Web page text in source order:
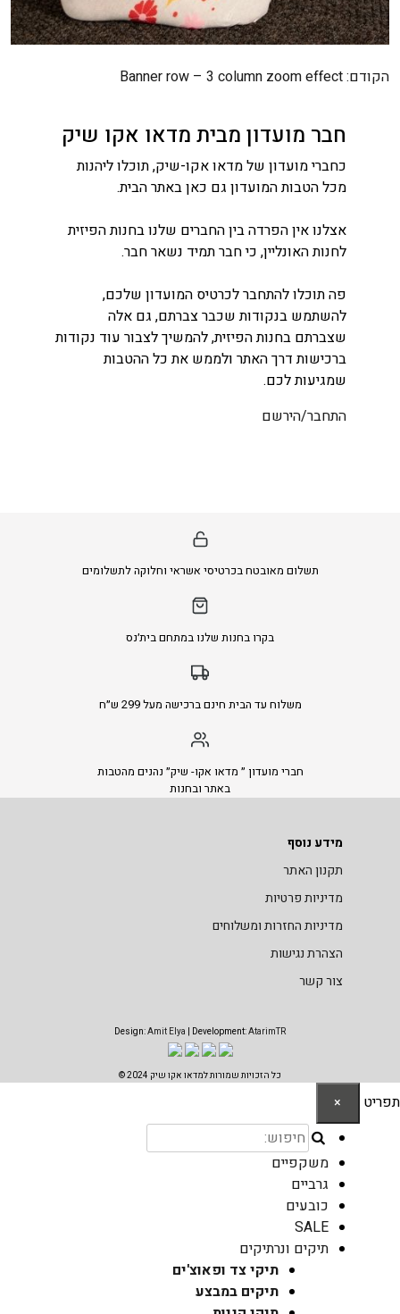
ניווט
הקודם:Banner row – 3 column zoom effect
חבר מועדון מבית מדאו אקו שיק
כחברי מועדון של מדאו אקו-שיק, תוכלו ליהנות
מכל הטבות המועדון גם כאן באתר הבית.
אצלנו אין הפרדה בין החברים שלנו בחנות הפיזית
לחנות האונליין, כי חבר תמיד נשאר חבר.
פה תוכלו להתחבר לכרטיס המועדון שלכם,
להשתמש בנקודות שכבר צברתם, גם אלה
שצברתם בחנות הפיזית, להמשיך לצבור עוד נקודות
ברכישות דרך האתר ולממש את כל ההטבות
שמגיעות לכם.
התחבר/הירשם
תשלום מאובטח בכרטיסי אשראי וחלוקה לתשלומים
בקרו בחנות שלנו במתחם בית׳נס
משלוח עד הבית חינם ברכישה מעל 299 ש״ח
חברי מועדון ״ מדאו אקו- שיק״ נהנים מהטבות
באתר ובחנות
מידע נוסף
תקנון האתר
מדיניות פרטיות
מדיניות החזרות ומשלוחים
הצהרת נגישות
צור קשר
Design:Amit Elya | Development:AtarimTR
כל הזכויות שמורות למדאו אקו שיק 2024 ©
תפריט ×
משקפיים
גרביים
כובעים
SALE
תיקים ונרתיקים
תיקי צד ופאוצ'ים
תיקים במבצע